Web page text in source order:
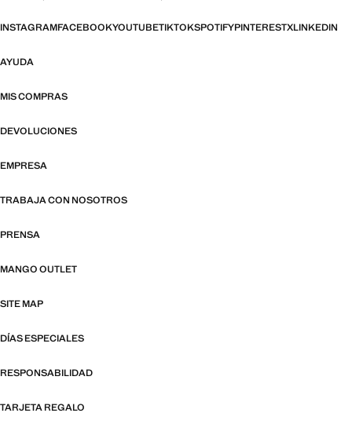
INSTAGRAMFACEBOOKYOUTUBETIKTOKSPOTIFYPINTERESTXLINKEDIN
AYUDA
MIS COMPRAS
DEVOLUCIONES
EMPRESA
TRABAJA CON NOSOTROS
PRENSA
MANGO OUTLET
SITE MAP
DÍAS ESPECIALES
RESPONSABILIDAD
TARJETA REGALO